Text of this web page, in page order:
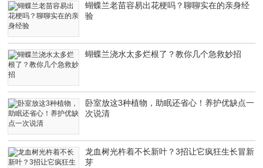
蝴蝶兰老苗容易出花梗吗？聊聊实在的亲身经
验
蝴蝶兰浇水太多烂根了？教你几个急救妙招
卧室放这3种植物，助眠还省心！养护优缺点一
次说清
龙血树光杵着不长新叶？3招让它疯狂生长冒新
芽